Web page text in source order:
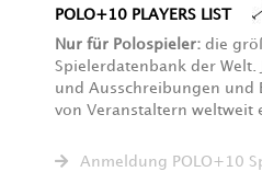
POLO+10 PLAYERS LIST
Nur für Polospieler: die
Spielerdatenbank der Welt.
und Ausschreibungen und
von Veranstaltern weltweit
Anmeldung POLO+10